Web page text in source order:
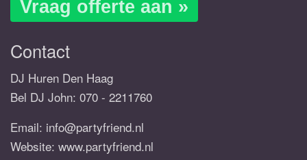
Vraag offerte aan »
Contact
DJ Huren Den Haag
Bel DJ John: 070 - 2211760
Email: info@partyfriend.nl
Website: www.partyfriend.nl